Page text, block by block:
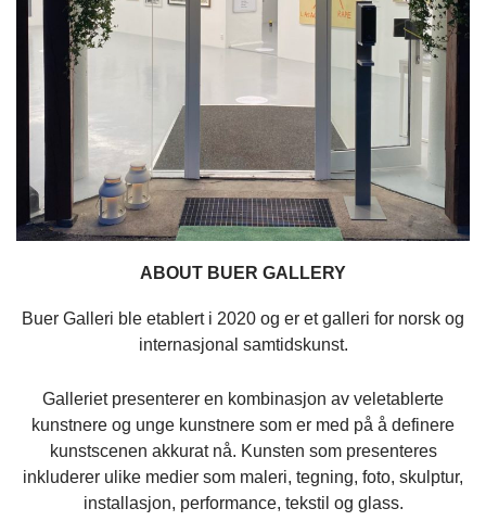
ABOUT BUER GALLERY
Buer Galleri ble etablert i 2020 og er et galleri for norsk og
internasjonal samtidskunst.
Galleriet presenterer en kombinasjon av veletablerte
kunstnere og unge kunstnere som er med på å definere
kunstscenen akkurat nå. Kunsten som presenteres
inkluderer ulike medier som maleri, tegning, foto, skulptur,
installasjon, performance, tekstil og glass.